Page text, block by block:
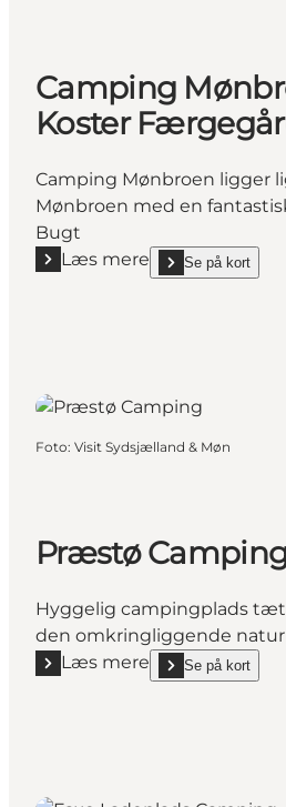
Camping
Koster
Camping Mønbroen ligger
Mønbroen med en
Bugt
Læs mere
Læs mere "CampingSe på kort
show Camping
Foto: Visit Sydsjælland & Møn
Præstø
Hyggelig campingplads
den omkringliggende natur
Læs mere
Læs mere "Præstø Camping"
Se på kort
show Præstø